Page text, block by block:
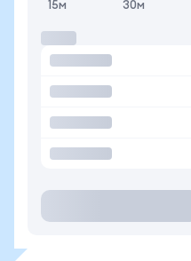
15м 30м